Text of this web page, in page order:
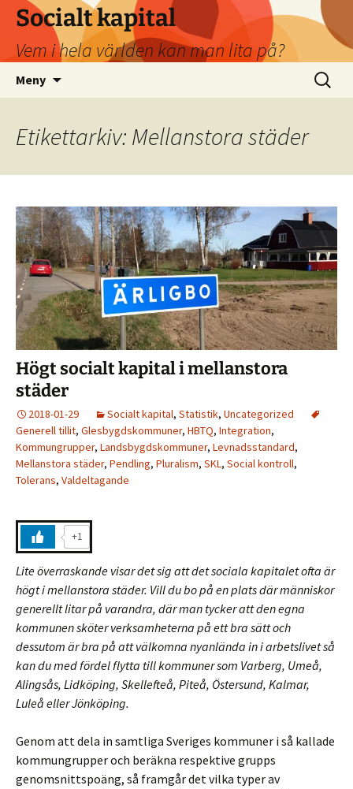
Socialt kapital
Vem i hela världen kan man lita på?
Meny
Sök
efter:
Etikettarkiv: Mellanstora städer
Högt socialt kapital i mellanstora
städer
2018-01-29 Socialt kapital, Statistik, Uncategorized
Generell tillit, Glesbygdskommuner, HBTQ, Integration,
Kommungrupper, Landsbygdskommuner, Levnadsstandard,
Mellanstora städer, Pendling, Pluralism, SKL, Social kontroll,
Tolerans, Valdeltagande
+1
Lite överraskande visar det sig att det sociala kapitalet ofta är
högt i mellanstora städer. Vill du bo på en plats där människor
generellt litar på varandra, där man tycker att den egna
kommunen sköter verksamheterna på ett bra sätt och
dessutom är bra på att välkomna nyanlända in i arbetslivet så
kan du med fördel flytta till kommuner som Varberg, Umeå,
Alingsås, Lidköping, Skellefteå, Piteå, Östersund, Kalmar,
Luleå eller Jönköping.
Genom att dela in samtliga Sveriges kommuner i så kallade
kommungrupper och beräkna respektive grupps
genomsnittspoäng, så framgår det vilka typer av